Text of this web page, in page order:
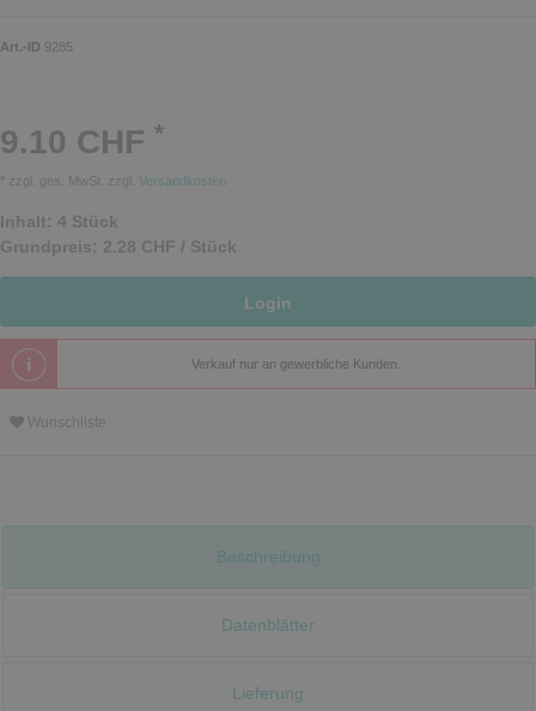
Art.-ID 9285
9.10 CHF *
* zzgl. ges. MwSt. zzgl. Versandkosten
Inhalt: 4 Stück
Grundpreis: 2.28 CHF / Stück
Login
Verkauf nur an gewerbliche Kunden.
Wunschliste
Beschreibung
Datenblätter
Lieferung